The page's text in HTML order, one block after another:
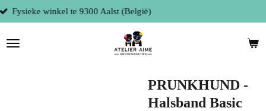
Ga
direct
naar
de
Persoonlijke service
PRUNKHUND -
Halsband Basic